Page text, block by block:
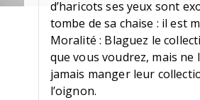
d’haricots ses yeux sont
tombe de sa chaise : il est
Moralité : Blaguez le
que vous voudrez, mais ne
jamais manger leur
l’oignon.